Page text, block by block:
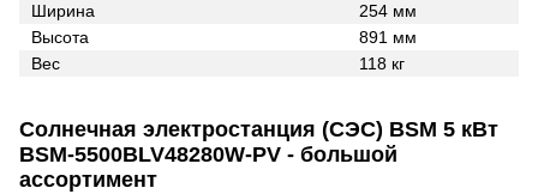
Ширина
254 мм
Высота
891 мм
Вес
118 кг
Солнечная электростанция (СЭС) BSM 5 кВт
BSM-5500BLV48280W-PV - большой
ассортимент